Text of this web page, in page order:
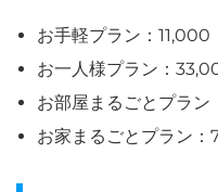
お手軽プラン：11,000
お一人様プラン：
お部屋まるごとプラ
お家まるごとプラン